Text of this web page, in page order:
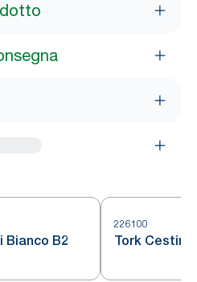
Bianco B2
226100
Tork Cestino